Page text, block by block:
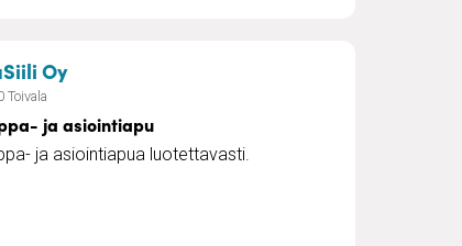
Oy– Kauppa- ja asiointiapu
Toivala
ja asiointiapu
ja asiointiapua luotettavasti.